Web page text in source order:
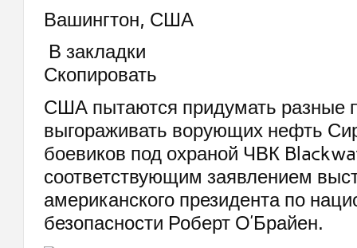
Вашингтон, США
В закладки
Скопировать
США пытаются придумать разные
выгораживать ворующих нефть
боевиков под охраной ЧВК
соответствующим заявлением
американского президента по
безопасности Роберт О’Брайен.